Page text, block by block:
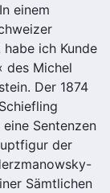
einem
ich Kunde
des Michel
Der 1874
Sentenzen
der
Sämtlichen